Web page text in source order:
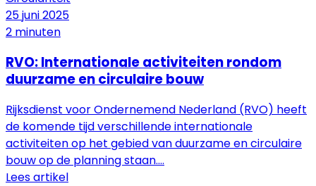
25 juni 2025
2 minuten
RVO: Internationale activiteiten rondom
duurzame en circulaire bouw
Rijksdienst voor Ondernemend Nederland (RVO) heeft
de komende tijd verschillende internationale
activiteiten op het gebied van duurzame en circulaire
bouw op de planning staan....
Lees artikel